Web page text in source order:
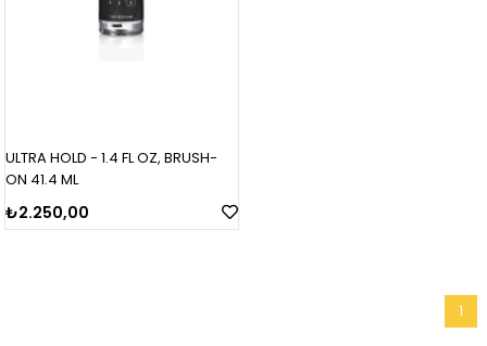
ULTRA HOLD - 1.4 FL OZ, BRUSH-
ON 41.4 ML
₺2.250,00
1